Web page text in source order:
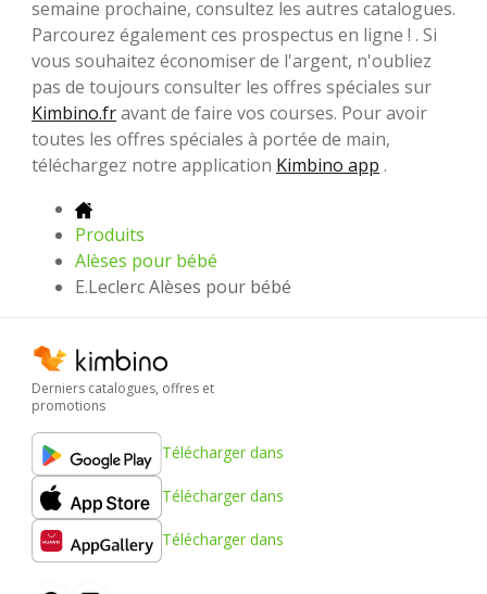
semaine prochaine, consultez les autres catalogues.
Parcourez également ces prospectus en ligne ! . Si
vous souhaitez économiser de l'argent, n'oubliez
pas de toujours consulter les offres spéciales sur
Kimbino.fravant de faire vos courses. Pour avoir
toutes les offres spéciales à portée de main,
téléchargez notre application Kimbino app .
Produits
Alèses pour bébé
E.Leclerc Alèses pour bébé
Derniers catalogues, offres et
promotions
Télécharger dans
Télécharger dans
Télécharger dans